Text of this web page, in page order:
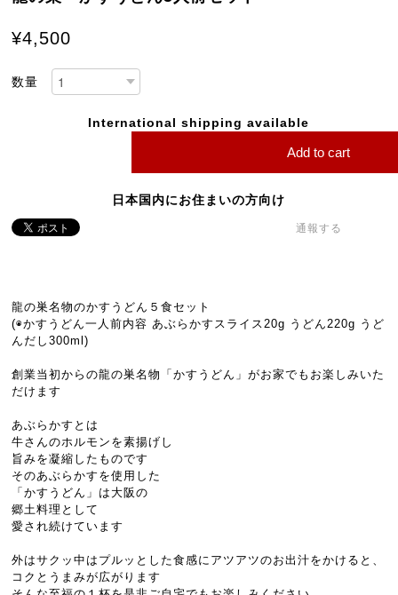
¥4,500
数量
International shipping available
Add to cart
日本国内にお住まいの方向け
通報する
龍の巣名物のかすうどん５食セット
(◉かすうどん一人前内容 あぶらかすスライス20g うどん220g うど
んだし300ml)
創業当初からの龍の巣名物「かすうどん」がお家でもお楽しみいた
だけます
あぶらかすとは
牛さんのホルモンを素揚げし
旨みを凝縮したものです
そのあぶらかすを使用した
「かすうどん」は大阪の
郷土料理として
愛され続けています
外はサクッ中はプルッとした食感にアツアツのお出汁をかけると、
コクとうまみが広がります